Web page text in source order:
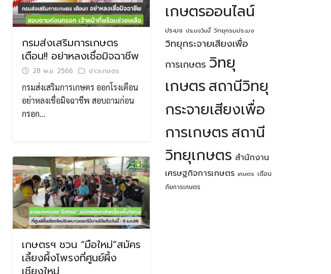
กรมส่งเสริมการเกษตร
เตือน!! อย่าหลงเชื่อมิจฉาชีพ
28 พ.ย. 2566 ข่าวเกษตร
กรมส่งเสริมการเกษตร ออกโรงเตือน
อย่าหลงเชื่อมิจฉาชีพ สอบถามก่อน
กรอก…
เกษตรฯ ชวน “มือใหม่”สมัคร
เลี้ยงผึ้งโพรงที่ศูนย์ผึ้ง
เชียงใหม่
เกษตรออนไลน์
ประมง ประมงวันนี้ วิทยุกรมประมง
วิทยุกระจายเสียงเพื่อ
การเกษตร วิทยุ
เกษตรสถานีวิทยุ
กระจายเสียงเพื่อ
การเกษตรสถานี
วิทยุเกษตร สำนักงาน
เศรษฐกิจการเกษตร เกษตร เตือน
ภัยการเกษตร